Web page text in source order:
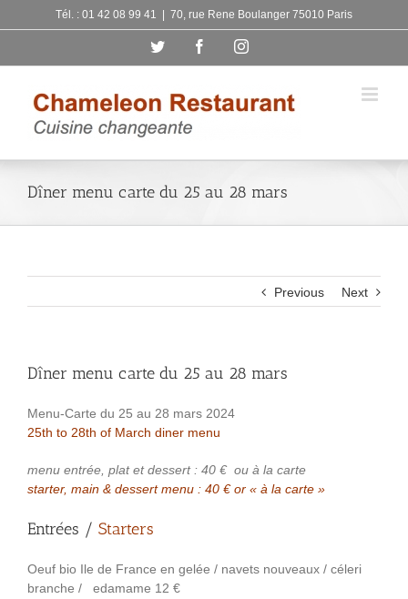
to
Tél. : 01 42 08 99 41 70, rue Rene Boulanger 75010 Paris
Twitter FacebookInstagram
Dîner menu carte du 25 au 28 mars
Previous Next
Dîner menu carte du 25 au 28 mars
Menu-Carte du 25 au 28 mars 2024
25th to 28th of March diner menu
menu entrée, plat et dessert : 40 € ou à la carte
starter, main & dessert menu : 40 € or « à la carte »
Entrées / Starters
Oeuf bio Ile de France en gelée / navets nouveaux / céleri
branche / edamame 12 €